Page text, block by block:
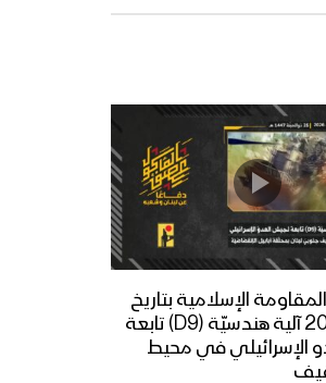
الإسلامية بتاريخ
11-06-2026 آلية هندسيّة (D9) تابعة
الإسرائيلي في محيط